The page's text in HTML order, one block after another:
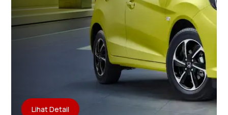
Lihat Detail